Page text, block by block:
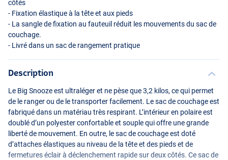
côtés
- Fixation élastique à la tête et aux pieds
- La sangle de fixation au fauteuil réduit les mouvements du sac de
couchage.
- Livré dans un sac de rangement pratique
Description
Le Big Snooze est ultraléger et ne pèse que 3,2 kilos, ce qui permet
de le ranger ou de le transporter facilement. Le sac de couchage est
fabriqué dans un matériau très respirant. L’intérieur en polaire est
doublé d’un polyester confortable et souple qui offre une grande
liberté de mouvement. En outre, le sac de couchage est doté
d’attaches élastiques au niveau de la tête et des pieds et de
fermetures éclair à déclenchement rapide sur deux côtés. Ce sac de